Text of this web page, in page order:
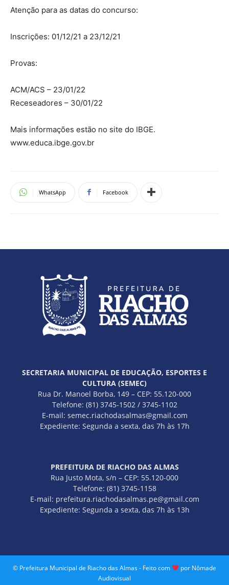
Atenção para as datas do concurso:
Inscrições: 01/12/21 a 23/12/21
Provas:
ACM/ACS – 23/01/22
Receseadores – 30/01/22
Mais informações estão no site do IBGE.
www.educa.ibge.gov.br
WhatsApp Facebook
SECRETARIA MUNICIPAL DE EDUCAÇÃO, ESPORTES E
CULTURA (SEMEC)
Rua Dr. Manoel Borba, 149 – CEP: 55.120-000
Telefone: (81) 3745-1502 / 3745-1102
E-mail: semec.riachodasalmas@gmail.com
Expediente: Segunda a sexta, das 7h às 17h
PREFEITURA DE RIACHO DAS ALMAS
Rua Justo Mota, s/n – CEP: 55.120-000
Telefone: (81) 3745-1158
E-mail: prefeitura.riachodasalmas.pe@gmail.com
Expediente: Segunda a sexta, das 7h às 13h
© Prefeitura Municipal de Riacho das Almas - Feito com
por Nômade
Audiovisual